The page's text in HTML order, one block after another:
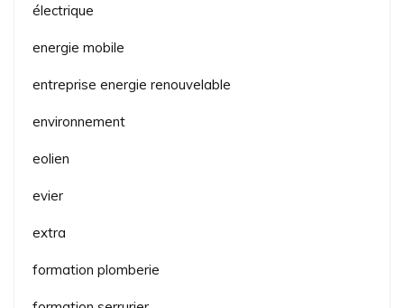
électrique
energie mobile
entreprise energie renouvelable
environnement
eolien
evier
extra
formation plomberie